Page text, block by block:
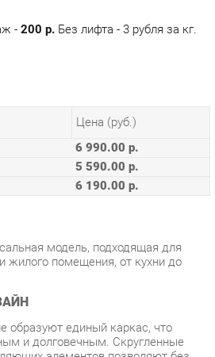
5 590.00 р.
модель, подходящая для
единый каркас, что
элементов позволяют без
комфортную посадку